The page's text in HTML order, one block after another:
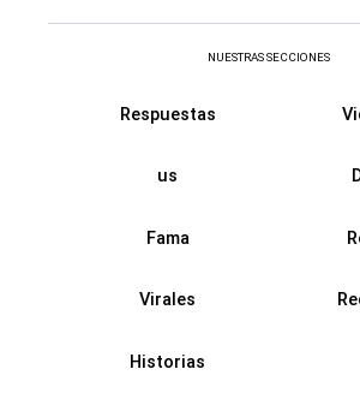
NUESTRAS SECCIONES
Respuestas
us
Fama
Virales
Historias